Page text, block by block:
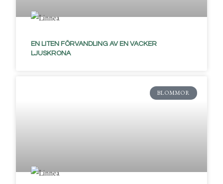
EN LITEN FÖRVANDLING AV EN VACKER
LJUSKRONA
BLOMMOR